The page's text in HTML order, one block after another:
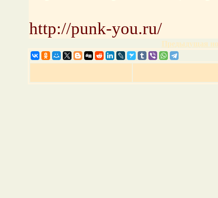
http://punk-you.ru/
Предыдущая